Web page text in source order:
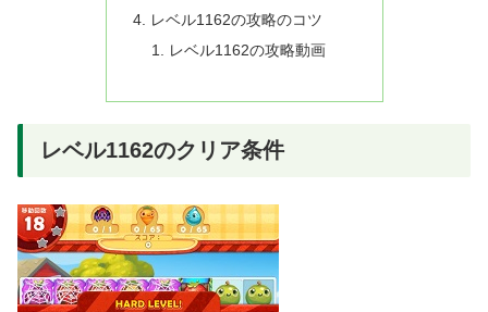
レベル1162の攻略のコツ
レベル1162の攻略動画
レベル1162のクリア条件